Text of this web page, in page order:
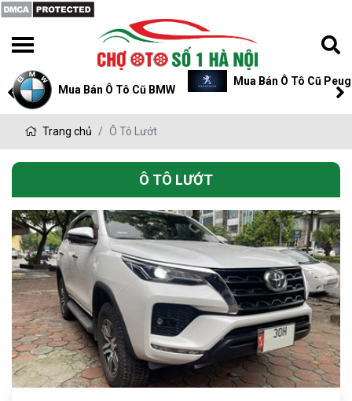
Mua Bán Ô Tô Cũ Peugeot Mua Bán Ô Tô Cũ
Trang chủ Ô Tô Lướt
Ô TÔ LƯỚT